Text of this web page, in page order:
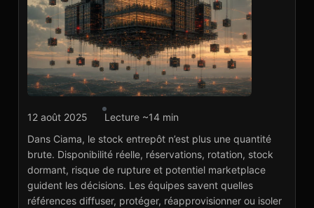
Agence marketplace
stock entrepôt
marketplace
Voir le projet→
12 août 2025
Lecture ~14 min
Dans Ciama, le stock entrepôt n’est plus une quantité
brute. Disponibilité réelle, réservations, rotation, stock
dormant, risque de rupture et potentiel marketplace
guident les décisions. Les équipes savent quelles
références diffuser, protéger, réapprovisionner ou isoler